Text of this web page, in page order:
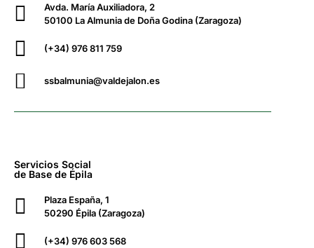
Avda. María Auxiliadora, 2
50100 La Almunia de Doña Godina (Zaragoza)
(+34) 976 811 759
ssbalmunia@valdejalon.es
Servicios Social
de Base de Épila
Plaza España, 1
50290 Épila (Zaragoza)
(+34) 976 603 568